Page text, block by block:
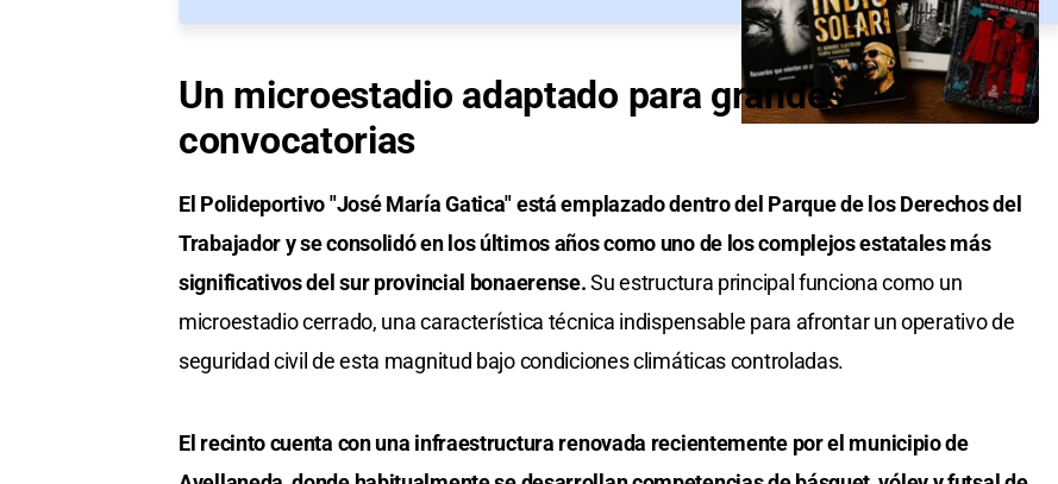
Un microestadio adaptado para grandes
convocatorias
El Polideportivo "José María Gatica" está emplazado dentro del Parque de los Derechos del
Trabajador y se consolidó en los últimos años como uno de los complejos estatales más
significativos del sur provincial bonaerense.Su estructura principal funciona como un
microestadio cerrado, una característica técnica indispensable para afrontar un operativo de
seguridad civil de esta magnitud bajo condiciones climáticas controladas.
El recinto cuenta con una infraestructura renovada recientemente por el municipio de